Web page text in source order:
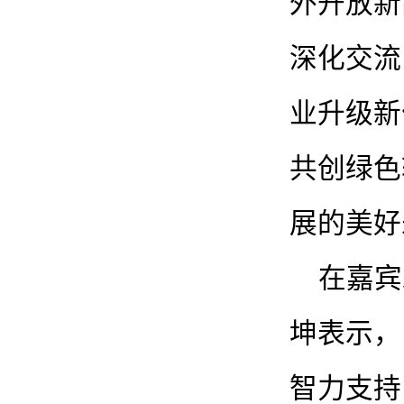
深化交
业升级
共创绿
展的美
在嘉
坤表示
智力支